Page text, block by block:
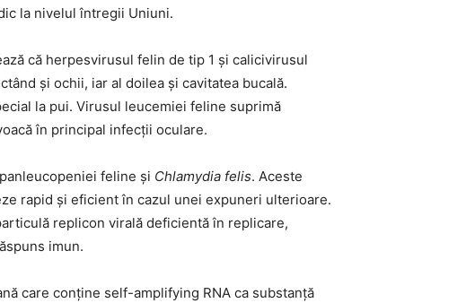
la nivelul întregii Uniuni.
că herpesvirusul felin de tip 1 și calicivirusul
și ochii, iar al doilea și cavitatea bucală.
la pui. Virusul leucemiei feline suprimă
în principal infecții oculare.
feline și Chlamydia felis. Aceste
rapid și eficient în cazul unei expuneri ulterioare.
replicon virală deficientă în replicare,
imun.
care conține self-amplifying RNA ca substanță